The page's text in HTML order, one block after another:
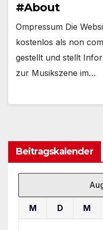
#About
Ompressum Die
kostenlos als non
gestellt und stellt
zur Musikszene im…
Beitragskalender
M D M